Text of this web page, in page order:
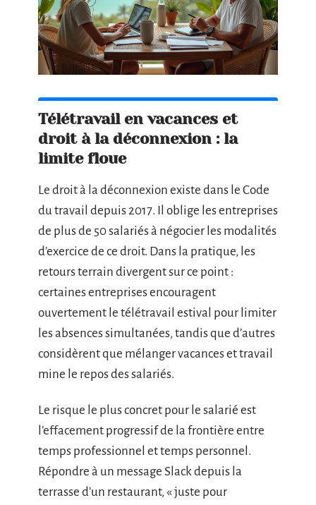
Télétravail en vacances et
droit à la déconnexion : la
limite floue
Le droit à la déconnexion existe dans le Code
du travail depuis 2017. Il oblige les entreprises
de plus de 50 salariés à négocier les modalités
d’exercice de ce droit. Dans la pratique, les
retours terrain divergent sur ce point :
certaines entreprises encouragent
ouvertement le télétravail estival pour limiter
les absences simultanées, tandis que d’autres
considèrent que mélanger vacances et travail
mine le repos des salariés.
Le risque le plus concret pour le salarié est
l’effacement progressif de la frontière entre
temps professionnel et temps personnel.
Répondre à un message Slack depuis la
terrasse d’un restaurant, « juste pour